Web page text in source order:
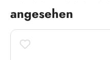
angesehen